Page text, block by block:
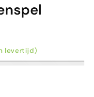
levertijd)